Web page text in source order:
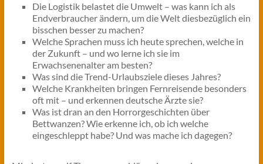
Die Logistik belastet die Umwelt – was kann ich als
Endverbraucher ändern, um die Welt diesbezüglich ein
bisschen besser zu machen?
Welche Sprachen muss ich heute sprechen, welche in
der Zukunft – und wo lerne ich sie im
Erwachsenenalter am besten?
Was sind die Trend-Urlaubsziele dieses Jahres?
Welche Krankheiten bringen Fernreisende besonders
oft mit – und erkennen deutsche Ärzte sie?
Was ist dran an den Horrorgeschichten über
Bettwanzen? Wie erkenne ich, ob ich welche
eingeschleppt habe? Und was mache ich dagegen?